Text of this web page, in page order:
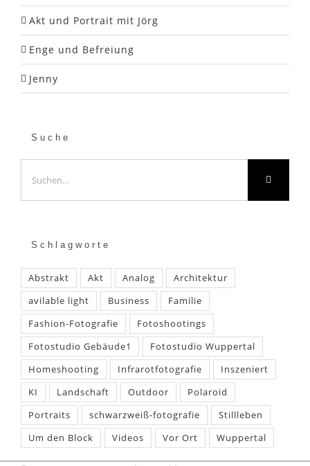
Akt und Portrait mit Jörg
Enge und Befreiung
Jenny
Suche
nach:
Schlagworte
Abstrakt Akt Analog
Architektur
avilable light
Business
Familie
Fashion-Fotografie
Fotoshootings
Fotostudio Gebäude1
Fotostudio Wuppertal
Homeshooting
Infrarotfotografie
Inszeniert
KI
Landschaft Outdoor
Polaroid
Portraits
schwarzweiß-fotografie
Stillleben
Um den Block
Videos Vor Ort Wuppertal